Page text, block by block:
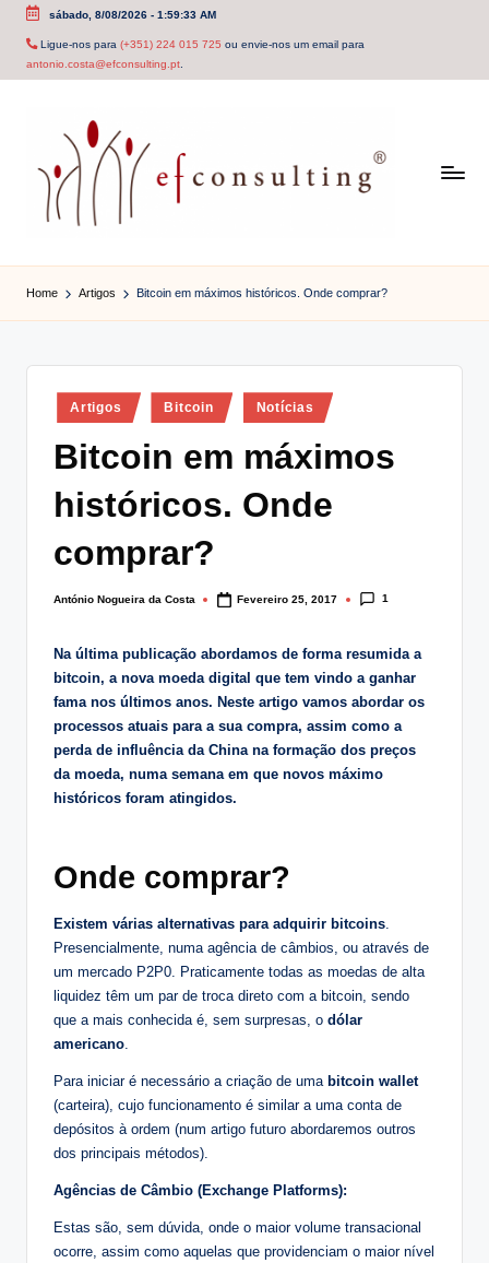
Skip
sábado, 8/08/2026- 1:59:34 AM
Ligue-nos para (+351) 224 015 725 ou envie-nos um email para
antonio.costa@efconsulting.pt.
f
c
o
Home Artigos Bitcoin em máximos históricos. Onde comprar?
Posted
in
Artigos Bitcoin Notícias
Bitcoin em máximos
históricos. Onde
comprar?
Posted
António Nogueira da Costa Fevereiro 25, 2017 1
Na última publicação abordamos de forma resumida a
bitcoin, a nova moeda digital que tem vindo a ganhar
fama nos últimos anos. Neste artigo vamos abordar os
processos atuais para a sua compra, assim como a
perda de influência da China na formação dos preços
da moeda, numa semana em que novos máximo
históricos foram atingidos.
Onde comprar?
Existem várias alternativas para adquirir bitcoins.
Presencialmente, numa agência de câmbios, ou através de
um mercado P2P0. Praticamente todas as moedas de alta
liquidez têm um par de troca direto com a bitcoin, sendo
que a mais conhecida é, sem surpresas, o dólar
americano.
Para iniciar é necessário a criação de uma bitcoin wallet
(carteira), cujo funcionamento é similar a uma conta de
depósitos à ordem (num artigo futuro abordaremos outros
dos principais métodos).
Agências de Câmbio (Exchange Platforms):
Estas são, sem dúvida, onde o maior volume transacional
ocorre, assim como aquelas que providenciam o maior nível